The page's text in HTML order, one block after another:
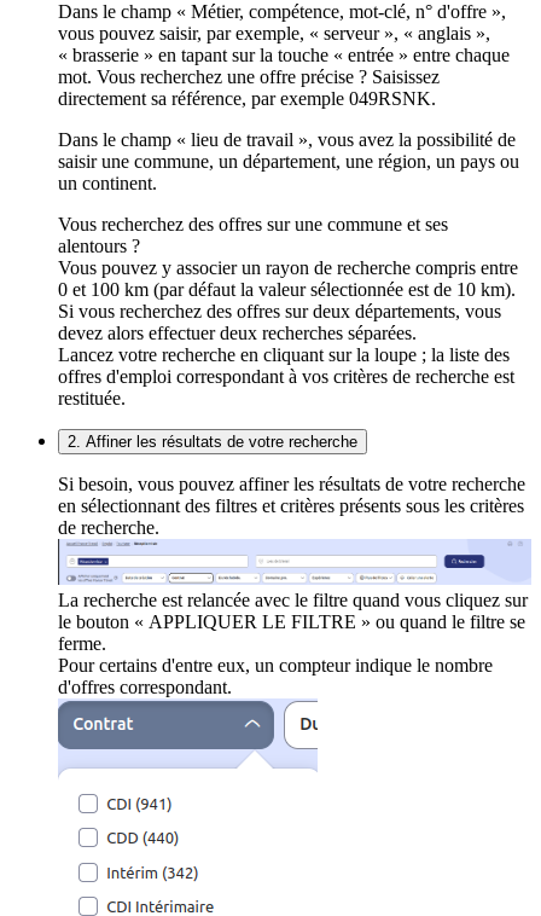
Dans le champ « Métier, compétence, mot-clé, n° d'offre »,
vous pouvez saisir, par exemple, « serveur », « anglais »,
« brasserie » en tapant sur la touche « entrée » entre chaque
mot. Vous recherchez une offre précise ? Saisissez
directement sa référence, par exemple 049RSNK.
Dans le champ « lieu de travail », vous avez la possibilité de
saisir une commune, un département, une région, un pays ou
un continent.
Vous recherchez des offres sur une commune et ses
alentours ?
Vous pouvez y associer un rayon de recherche compris entre
0 et 100 km (par défaut la valeur sélectionnée est de 10 km).
Si vous recherchez des offres sur deux départements, vous
devez alors effectuer deux recherches séparées.
Lancez votre recherche en cliquant sur la loupe ; la liste des
offres d'emploi correspondant à vos critères de recherche est
restituée.
2. Affiner les résultats de votre recherche
Si besoin, vous pouvez affiner les résultats de votre recherche
en sélectionnant des filtres et critères présents sous les critères
de recherche.
La recherche est relancée avec le filtre quand vous cliquez sur
le bouton « APPLIQUER LE FILTRE » ou quand le filtre se
ferme.
Pour certains d'entre eux, un compteur indique le nombre
d'offres correspondant.